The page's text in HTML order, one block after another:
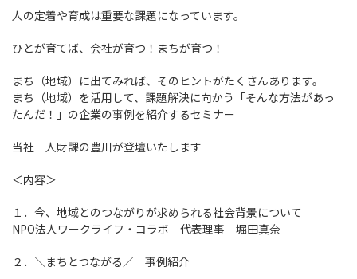
経営企画部
国際事業部
agent Awards
代表メッセージ
れる仲間を求めています。
みなさんからのご応募お待ちしておりま
キャリア採用エントリー
人の定着や育成は重要な課題になっています。
ひとが育てば、会社が育つ！まちが育つ！
まち（地域） に出てみれば、そのヒントがたくさんあります。
まち（地域） を活用して、課題解決に向かう「そんな方法があっ
たんだ！」の企業の事例を紹介するセミナー
当社 人財課の豊川が登壇いたします
＜内容＞
１．今、地域とのつながりが求められる社会背景について
NPO法人ワークライフ・コラボ 代表理事 堀田真奈
２．＼まちとつながる／ 事例紹介